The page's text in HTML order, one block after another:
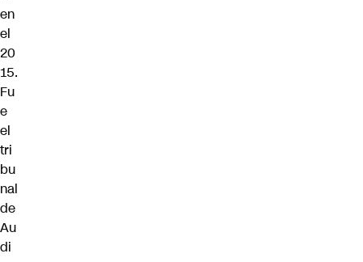
en
el
20
15.
Fu
e
el
tri
bu
nal
de
Au
di